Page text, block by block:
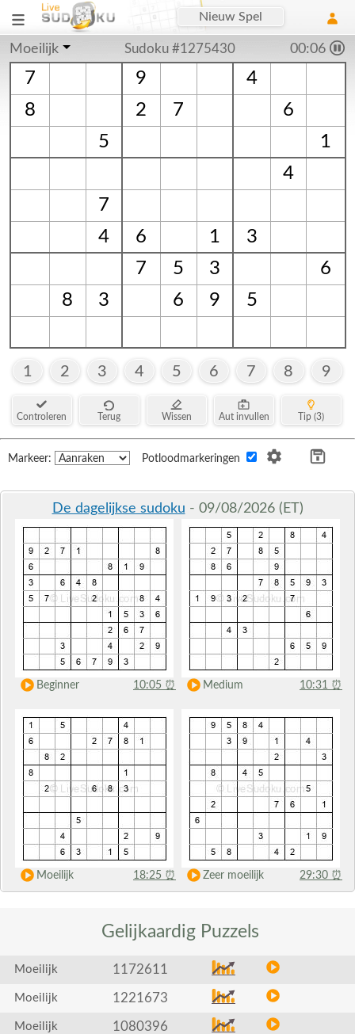
Nieuw Spel
Moeilijk Sudoku #1275430 00:07
7 9
4
8
2 7
6
5
1
4
7
4
6 1
3
7
5 3
6
8
3 6 9 5
1 2 3 4 5 6 7 8 9
Controleren Terug Wissen Aut invullen Tip (3)
Markeer: Potloodmarkeringen
De dagelijkse sudoku - 09/08/2026 (ET)
Beginner 10:05 ⏰ Medium 10:31 ⏰
Moeilijk 18:25 ⏰ Zeer moeilijk 29:30 ⏰
Gelijkaardig Puzzels
Moeilijk 1172611
Moeilijk 1221673
Moeilijk 1080396